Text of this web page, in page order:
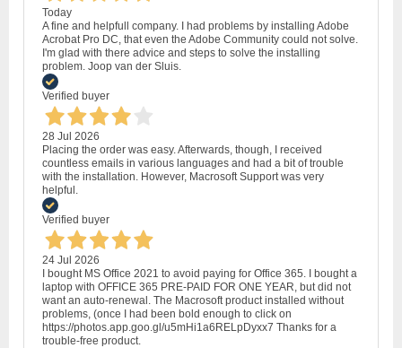
Today
A fine and helpfull company. I had problems by installing Adobe
Acrobat Pro DC, that even the Adobe Community could not solve.
I'm glad with there advice and steps to solve the installing
problem. Joop van der Sluis.
Verified buyer
28 Jul 2026
Placing the order was easy. Afterwards, though, I received
countless emails in various languages and had a bit of trouble
with the installation. However, Macrosoft Support was very
helpful.
Verified buyer
24 Jul 2026
I bought MS Office 2021 to avoid paying for Office 365. I bought a
laptop with OFFICE 365 PRE-PAID FOR ONE YEAR, but did not
want an auto-renewal. The Macrosoft product installed without
problems, (once I had been bold enough to click on
https://photos.app.goo.gl/u5mHi1a6RELpDyxx7 Thanks for a
trouble-free product.